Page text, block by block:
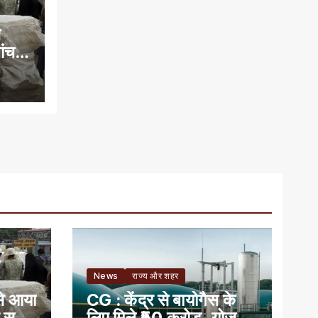
में
आया
News राज्य और शहर
CG : केंद्र से बायोगैस के